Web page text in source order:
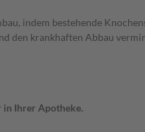
indem bestehende
den krankhaften Abbau
in Ihrer Apotheke.